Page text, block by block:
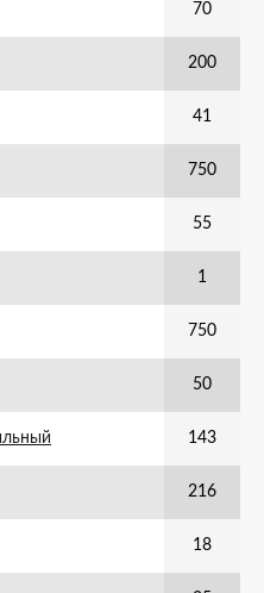
70
200
41
750
55
1
750
50
143
216
18